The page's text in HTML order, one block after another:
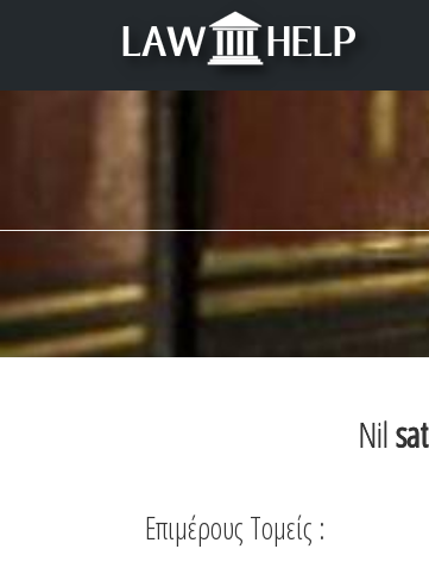
Nil
Επιμέρους Τομείς :